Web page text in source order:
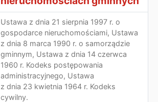
Ustawa z dnia 21 sierpnia 1997 r. o
gospodarce nieruchomościami, Ustawa
z dnia 8 marca 1990 r. o samorządzie
gminnym, Ustawa z dnia 14 czerwca
1960 r. Kodeks postępowania
administracyjnego, Ustawa
z dnia 23 kwietnia 1964 r. Kodeks
cywilny.